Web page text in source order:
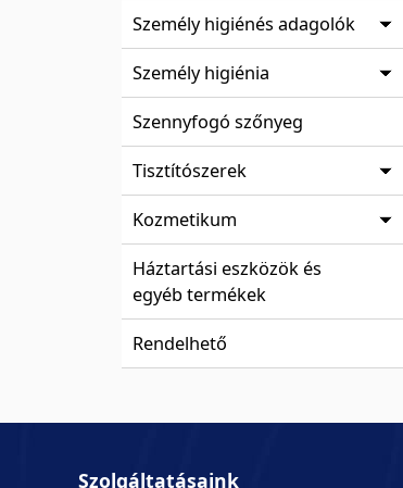
Személy higiénés adagolók
Személy higiénia
Szennyfogó szőnyeg
Tisztítószerek
Kozmetikum
Háztartási eszközök és
egyéb termékek
Rendelhető
Szolgáltatásaink